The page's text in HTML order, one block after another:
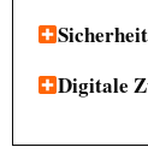
Digitale